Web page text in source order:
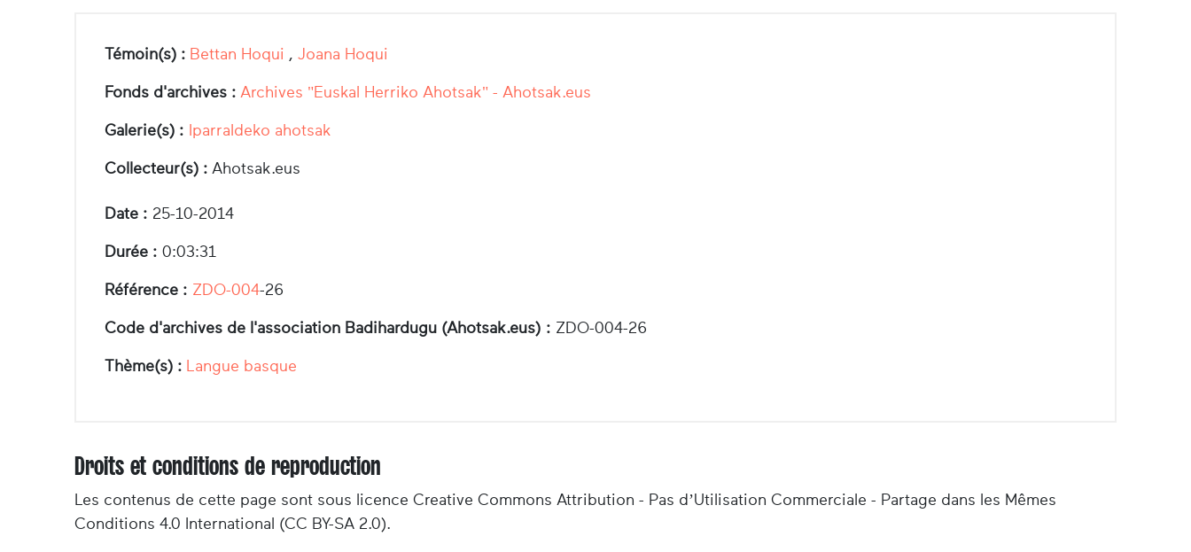
Témoin(s) : Bettan Hoqui , Joana Hoqui
Fonds d'archives : Archives "Euskal Herriko Ahotsak" - Ahotsak.eus
Galerie(s) : Iparraldeko ahotsak
Collecteur(s) : Ahotsak.eus
Date : 25-10-2014
Durée : 0:03:31
Référence : ZDO-004-26
Code d'archives de l'association Badihardugu (Ahotsak.eus) : ZDO-004-26
Thème(s) : Langue basque
Droits et conditions de reproduction
Les contenus de cette page sont sous licence Creative Commons Attribution - Pas d’Utilisation Commerciale - Partage dans les Mêmes
Conditions 4.0 International (CC BY-SA 2.0).